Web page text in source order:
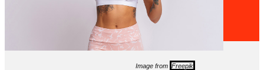
Image from Freepik